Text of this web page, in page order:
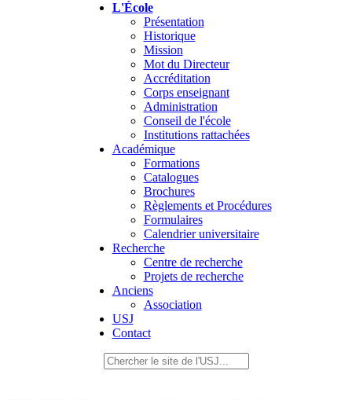
L'École
Présentation
Historique
Mission
Mot du Directeur
Accréditation
Corps enseignant
Administration
Conseil de l'école
Institutions rattachées
Académique
Formations
Catalogues
Brochures
Règlements et Procédures
Formulaires
Calendrier universitaire
Recherche
Centre de recherche
Projets de recherche
Anciens
Association
USJ
Contact